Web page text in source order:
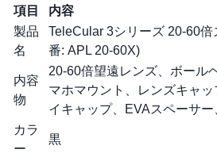
項目
内容
製品
名
TeleCular 3シリーズ 20-60
番: APL 20-60X)
内容
物
20-60倍望遠レンズ、ボール
マホマウント、レンズキャ
イキャップ、EVAスペーサ
カラ
ー
黒